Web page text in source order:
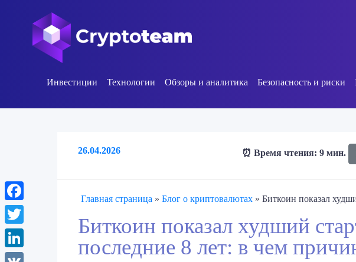
Инвестиции Технологии Обзоры и аналитика Безопасность и риски
26.04.2026 ⏰ Время чтения: 9 мин.
Главная страница » Блог о криптовалютах » Биткоин показал
Биткоин показал худший
последние 8 лет: в чем
Facebook
Twitter
LinkedIn